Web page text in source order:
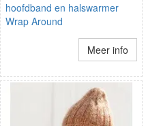
hoofdband en halswarmer
Wrap Around
Meer info